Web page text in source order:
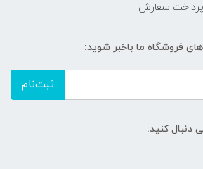
پرداخت سفارش
فروشگاه ما باخبر شوید:
ثبت‌نام
دنبال کنید: